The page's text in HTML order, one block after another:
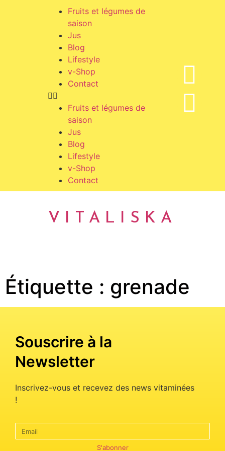
Fruits et légumes de
saison
Jus
Blog
Lifestyle
v-Shop
Contact
Fruits et légumes de
saison
Jus
Blog
Lifestyle
v-Shop
Contact
VITALISKA
Étiquette : grenade
Souscrire à la
Newsletter
Inscrivez-vous et recevez des news vitaminées
!
S'abonner